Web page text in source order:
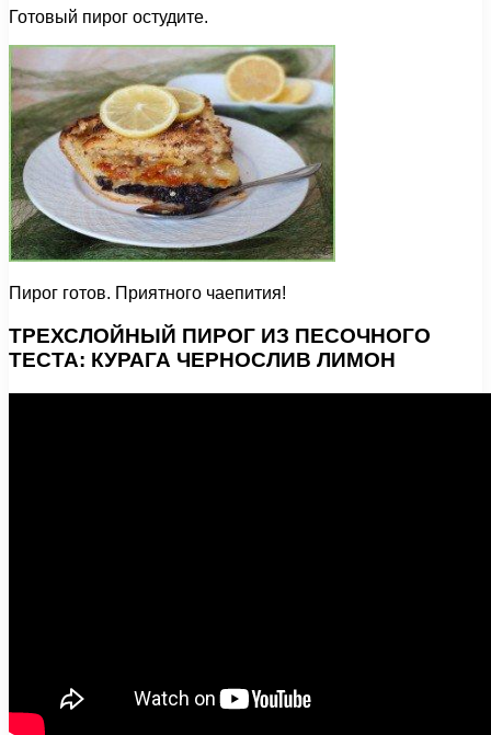
Готовый пирог остудите.
Пирог готов. Приятного чаепития!
ТРЕХСЛОЙНЫЙ ПИРОГ ИЗ ПЕСОЧНОГО
ТЕСТА: КУРАГА ЧЕРНОСЛИВ ЛИМОН